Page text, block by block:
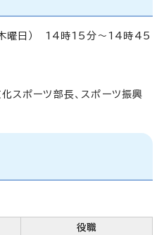
木曜日） 14時15分～14時45
スポーツ部長、スポーツ振興
役職